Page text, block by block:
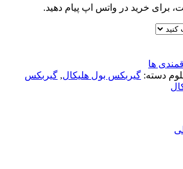
برای خرید در واتس اپ پیام دهید.
ها
دسته: گیربکس بول هلیکال, گیربکس